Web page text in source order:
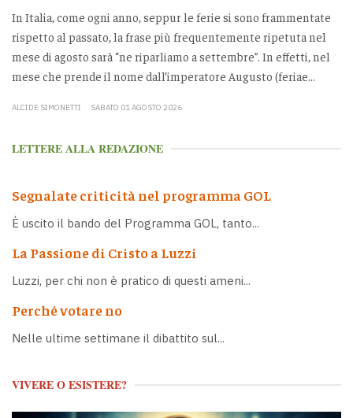
In Italia, come ogni anno, seppur le ferie si sono frammentate
rispetto al passato, la frase più frequentemente ripetuta nel
mese di agosto sarà “ne riparliamo a settembre”. In effetti, nel
mese che prende il nome dall’imperatore Augusto (feriae...
ALCIDE SIMONETTI SABATO 01 AGOSTO 2026
LETTERE ALLA REDAZIONE
Segnalate criticità nel programma GOL
È uscito il bando del Programma GOL, tanto...
La Passione di Cristo a Luzzi
Luzzi, per chi non è pratico di questi ameni...
Perché votare no
Nelle ultime settimane il dibattito sul...
VIVERE O ESISTERE?